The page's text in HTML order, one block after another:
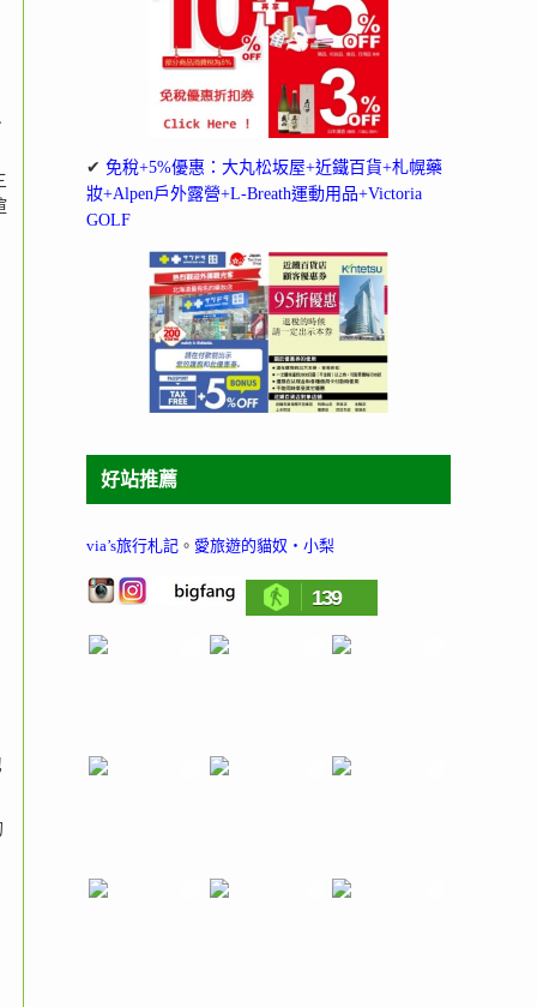
✔ 免稅+5%優惠：大丸松坂屋+近鐵百貨+札幌藥
妝+Alpen戶外露營+L-Breath運動用品+Victoria
GOLF
好站推薦
via’s旅行札記 。 愛旅遊的貓奴‧小梨
139